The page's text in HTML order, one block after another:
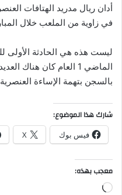
أدان ريال مدريد الهتافات
في زاوية من الملعب خلال
ليست هذه هي الحادثة الأولى
الماضي 1 العام كان
بالسجن بتهمة الإساءة
شارك هذا الموضوع:
فيس بوك X
معجب بهذه:
جاري